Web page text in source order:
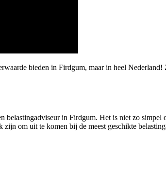
bieden in Firdgum, maar in heel
belastingadviseur in Firdgum. Het is niet zo
om uit te komen bij de meest geschikte